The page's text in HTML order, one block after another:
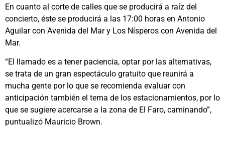
En cuanto al corte de calles que se producirá a raíz del
concierto, éste se producirá a las 17:00 horas en Antonio
Aguilar con Avenida del Mar y Los Nísperos con Avenida del
Mar.
“El llamado es a tener paciencia, optar por las alternativas,
se trata de un gran espectáculo gratuito que reunirá a
mucha gente por lo que se recomienda evaluar con
anticipación también el tema de los estacionamientos, por lo
que se sugiere acercarse a la zona de El Faro, caminando”,
puntualizó Mauricio Brown.